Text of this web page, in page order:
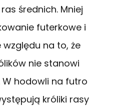
średnich. Mniej
futerkowe i
względu na to, że
nie stanowi
W hodowli na futro
króliki rasy